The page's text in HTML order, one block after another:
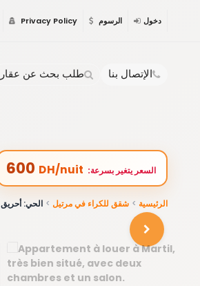
Privacy Policy الرسوم دخول
الإتصال بنا طلب بحث عن عقار
600 DH/nuit :السعر يتغير بسرعة
الرئيسية شقق للكراء في مرتيل الحي: أحريق